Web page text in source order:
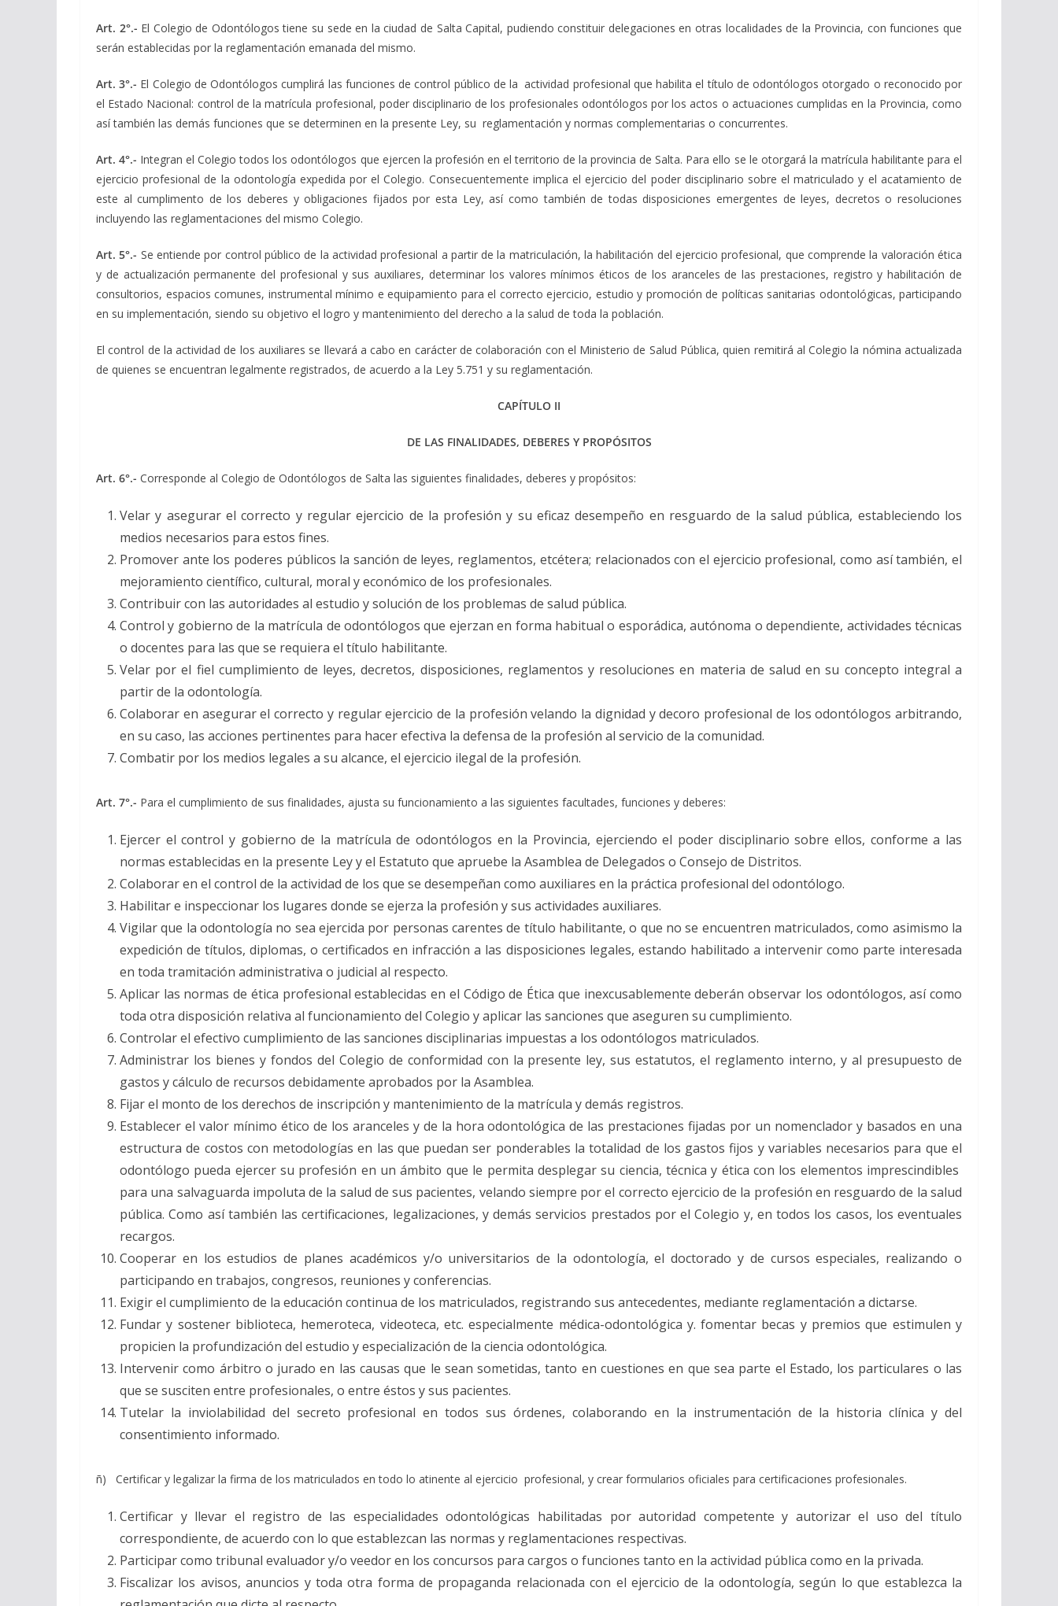
Art. 2°.- El Colegio de Odontólogos tiene su sede en la ciudad de Salta Capital, pudiendo constituir delegaciones en otras localidades de la Provincia, con funciones que
serán establecidas por la reglamentación emanada del mismo.
Art. 3°.- El Colegio de Odontólogos cumplirá las funciones de control público de la actividad profesional que habilita el título de odontólogos otorgado o reconocido por
el Estado Nacional: control de la matrícula profesional, poder disciplinario de los profesionales odontólogos por los actos o actuaciones cumplidas en la Provincia, como
así también las demás funciones que se determinen en la presente Ley, su reglamentación y normas complementarias o concurrentes.
Art. 4°.- Integran el Colegio todos los odontólogos que ejercen la profesión en el territorio de la provincia de Salta. Para ello se le otorgará la matrícula habilitante para el
ejercicio profesional de la odontología expedida por el Colegio. Consecuentemente implica el ejercicio del poder disciplinario sobre el matriculado y el acatamiento de
este al cumplimento de los deberes y obligaciones fijados por esta Ley, así como también de todas disposiciones emergentes de leyes, decretos o resoluciones
incluyendo las reglamentaciones del mismo Colegio.
Art. 5°.- Se entiende por control público de la actividad profesional a partir de la matriculación, la habilitación del ejercicio profesional, que comprende la valoración ética
y de actualización permanente del profesional y sus auxiliares, determinar los valores mínimos éticos de los aranceles de las prestaciones, registro y habilitación de
consultorios, espacios comunes, instrumental mínimo e equipamiento para el correcto ejercicio, estudio y promoción de políticas sanitarias odontológicas, participando
en su implementación, siendo su objetivo el logro y mantenimiento del derecho a la salud de toda la población.
El control de la actividad de los auxiliares se llevará a cabo en carácter de colaboración con el Ministerio de Salud Pública, quien remitirá al Colegio la nómina actualizada
de quienes se encuentran legalmente registrados, de acuerdo a la Ley 5.751 y su reglamentación.
CAPÍTULO II
DE LAS FINALIDADES, DEBERES Y PROPÓSITOS
Art. 6°.- Corresponde al Colegio de Odontólogos de Salta las siguientes finalidades, deberes y propósitos:
Velar y asegurar el correcto y regular ejercicio de la profesión y su eficaz desempeño en resguardo de la salud pública, estableciendo los
medios necesarios para estos fines.
Promover ante los poderes públicos la sanción de leyes, reglamentos, etcétera; relacionados con el ejercicio profesional, como así también, el
mejoramiento científico, cultural, moral y económico de los profesionales.
Contribuir con las autoridades al estudio y solución de los problemas de salud pública.
Control y gobierno de la matrícula de odontólogos que ejerzan en forma habitual o esporádica, autónoma o dependiente, actividades técnicas
o docentes para las que se requiera el título habilitante.
Velar por el fiel cumplimiento de leyes, decretos, disposiciones, reglamentos y resoluciones en materia de salud en su concepto integral a
partir de la odontología.
Colaborar en asegurar el correcto y regular ejercicio de la profesión velando la dignidad y decoro profesional de los odontólogos arbitrando,
en su caso, las acciones pertinentes para hacer efectiva la defensa de la profesión al servicio de la comunidad.
Combatir por los medios legales a su alcance, el ejercicio ilegal de la profesión.
Art. 7°.- Para el cumplimiento de sus finalidades, ajusta su funcionamiento a las siguientes facultades, funciones y deberes:
Ejercer el control y gobierno de la matrícula de odontólogos en la Provincia, ejerciendo el poder disciplinario sobre ellos, conforme a las
normas establecidas en la presente Ley y el Estatuto que apruebe la Asamblea de Delegados o Consejo de Distritos.
Colaborar en el control de la actividad de los que se desempeñan como auxiliares en la práctica profesional del odontólogo.
Habilitar e inspeccionar los lugares donde se ejerza la profesión y sus actividades auxiliares.
Vigilar que la odontología no sea ejercida por personas carentes de título habilitante, o que no se encuentren matriculados, como asimismo la
expedición de títulos, diplomas, o certificados en infracción a las disposiciones legales, estando habilitado a intervenir como parte interesada
en toda tramitación administrativa o judicial al respecto.
Aplicar las normas de ética profesional establecidas en el Código de Ética que inexcusablemente deberán observar los odontólogos, así como
toda otra disposición relativa al funcionamiento del Colegio y aplicar las sanciones que aseguren su cumplimiento.
Controlar el efectivo cumplimiento de las sanciones disciplinarias impuestas a los odontólogos matriculados.
Administrar los bienes y fondos del Colegio de conformidad con la presente ley, sus estatutos, el reglamento interno, y al presupuesto de
gastos y cálculo de recursos debidamente aprobados por la Asamblea.
Fijar el monto de los derechos de inscripción y mantenimiento de la matrícula y demás registros.
Establecer el valor mínimo ético de los aranceles y de la hora odontológica de las prestaciones fijadas por un nomenclador y basados en una
estructura de costos con metodologías en las que puedan ser ponderables la totalidad de los gastos fijos y variables necesarios para que el
odontólogo pueda ejercer su profesión en un ámbito que le permita desplegar su ciencia, técnica y ética con los elementos imprescindibles
para una salvaguarda impoluta de la salud de sus pacientes, velando siempre por el correcto ejercicio de la profesión en resguardo de la salud
pública. Como así también las certificaciones, legalizaciones, y demás servicios prestados por el Colegio y, en todos los casos, los eventuales
recargos.
Cooperar en los estudios de planes académicos y/o universitarios de la odontología, el doctorado y de cursos especiales, realizando o
participando en trabajos, congresos, reuniones y conferencias.
Exigir el cumplimiento de la educación continua de los matriculados, registrando sus antecedentes, mediante reglamentación a dictarse.
Fundar y sostener biblioteca, hemeroteca, videoteca, etc. especialmente médica-odontológica y. fomentar becas y premios que estimulen y
propicien la profundización del estudio y especialización de la ciencia odontológica.
Intervenir como árbitro o jurado en las causas que le sean sometidas, tanto en cuestiones en que sea parte el Estado, los particulares o las
que se susciten entre profesionales, o entre éstos y sus pacientes.
Tutelar la inviolabilidad del secreto profesional en todos sus órdenes, colaborando en la instrumentación de la historia clínica y del
consentimiento informado.
ñ) Certificar y legalizar la firma de los matriculados en todo lo atinente al ejercicio profesional, y crear formularios oficiales para certificaciones profesionales.
Certificar y llevar el registro de las especialidades odontológicas habilitadas por autoridad competente y autorizar el uso del título
correspondiente, de acuerdo con lo que establezcan las normas y reglamentaciones respectivas.
Participar como tribunal evaluador y/o veedor en los concursos para cargos o funciones tanto en la actividad pública como en la privada.
Fiscalizar los avisos, anuncios y toda otra forma de propaganda relacionada con el ejercicio de la odontología, según lo que establezca la